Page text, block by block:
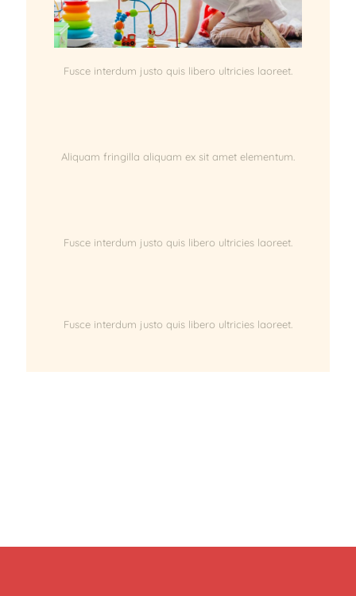
Fusce interdum justo quis libero ultricies laoreet.
Aliquam fringilla aliquam ex sit amet elementum.
Fusce interdum justo quis libero ultricies laoreet.
Fusce interdum justo quis libero ultricies laoreet.